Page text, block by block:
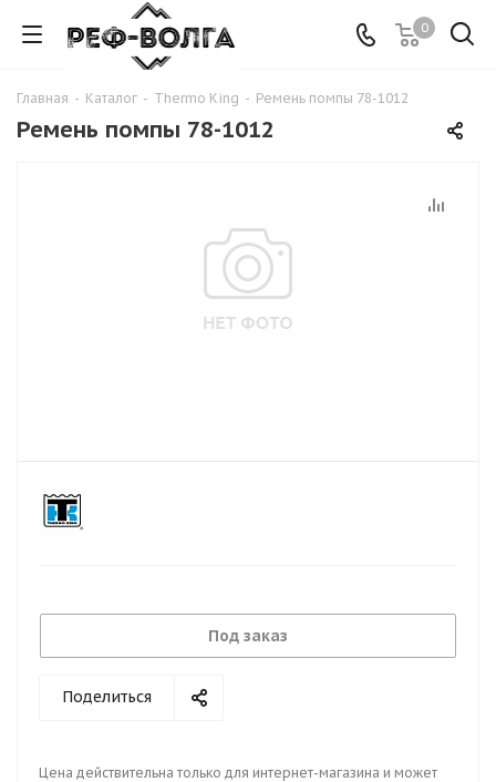
0
Главная - Каталог - Thermo King - Ремень помпы 78-1012
Ремень помпы 78-1012
Под заказ
Поделиться
Цена действительна только для интернет-магазина и может